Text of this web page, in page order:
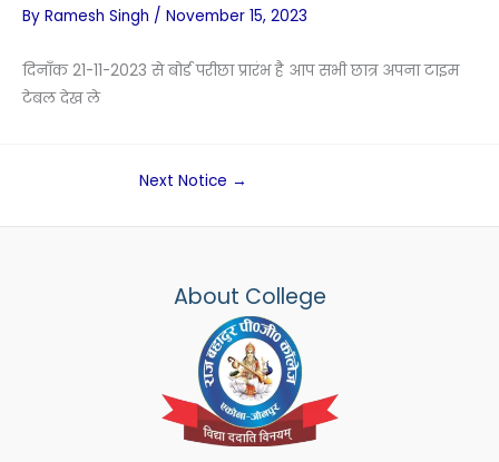
By Ramesh Singh / November 15, 2023
दिनाँक 21-11-2023 से बोर्ड परीछा प्रारंभ है आप सभी छात्र अपना टाइम
टेबल देख ले
Next Notice →
About College